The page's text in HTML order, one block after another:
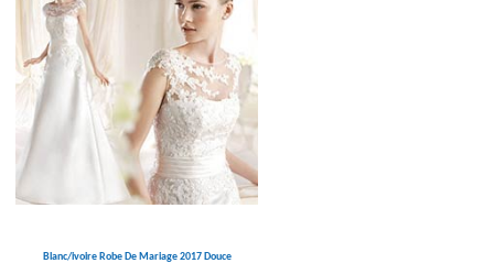
Blanc/ivoire Robe De Mariage 2017 Douce